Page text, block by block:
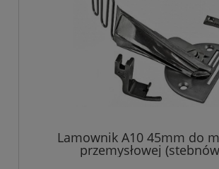
Lamownik A10 45mm do
przemysłowej